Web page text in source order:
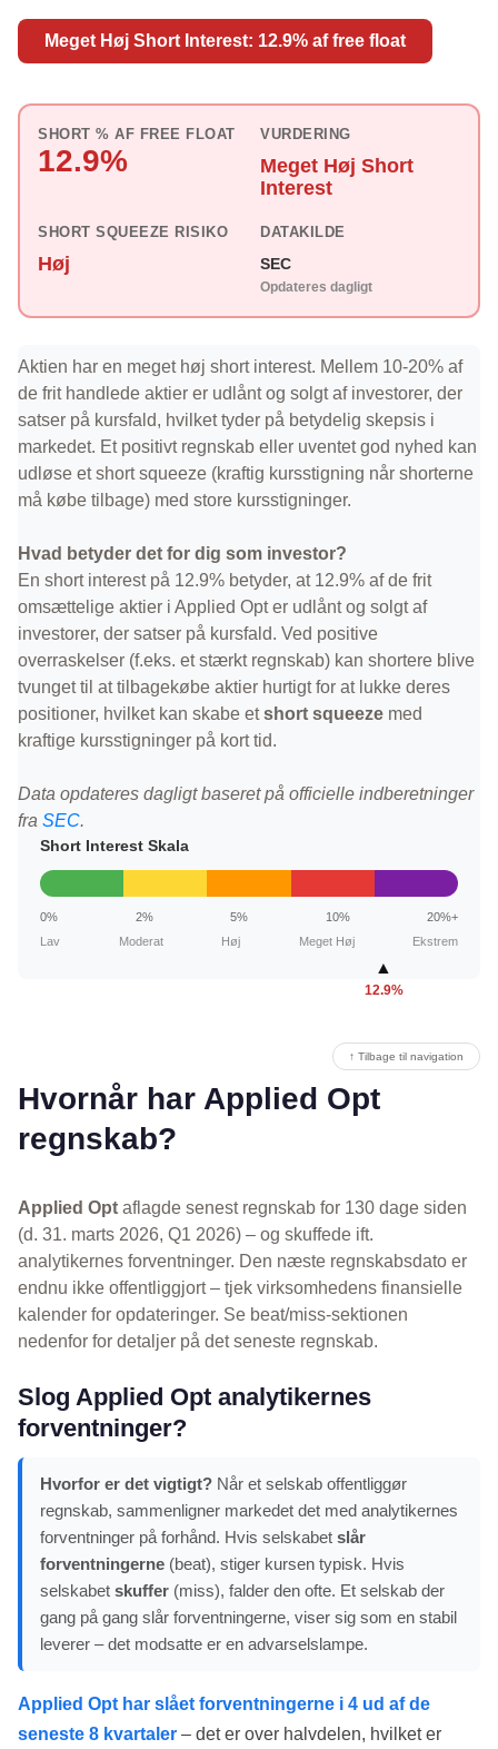
Meget Høj Short Interest: 12.9% af free float
SHORT % AF FREE FLOAT
12.9%
VURDERING
Meget Høj Short
Interest
SHORT SQUEEZE RISIKO
Høj
DATAKILDE
SEC
Opdateres dagligt
Aktien har en meget høj short interest. Mellem 10-20% af
de frit handlede aktier er udlånt og solgt af investorer, der
satser på kursfald, hvilket tyder på betydelig skepsis i
markedet. Et positivt regnskab eller uventet god nyhed kan
udløse et short squeeze (kraftig kursstigning når shorterne
må købe tilbage) med store kursstigninger.
Hvad betyder det for dig som investor?
En short interest på 12.9% betyder, at 12.9% af de frit
omsættelige aktier i Applied Opt er udlånt og solgt af
investorer, der satser på kursfald. Ved positive
overraskelser (f.eks. et stærkt regnskab) kan shortere blive
tvunget til at tilbagekøbe aktier hurtigt for at lukke deres
positioner, hvilket kan skabe etshort squeeze med
kraftige kursstigninger på kort tid.
Data opdateres dagligt baseret på officielle indberetninger
fra SEC.
Short Interest Skala
0% 2% 5% 10%
20%+
Lav
Moderat Høj Meget Høj Ekstrem
▲
12.9%
↑ Tilbage til navigation
Hvornår har Applied Opt
regnskab?
Applied Opt aflagde senest regnskab for 130 dage siden
(d. 31. marts 2026, Q1 2026) – og skuffede ift.
analytikernes forventninger. Den næste regnskabsdato er
endnu ikke offentliggjort – tjek virksomhedens finansielle
kalender for opdateringer. Se beat/miss-sektionen
nedenfor for detaljer på det seneste regnskab.
Slog Applied Opt analytikernes
forventninger?
Hvorfor er det vigtigt? Når et selskab offentliggør
regnskab, sammenligner markedet det med analytikernes
forventninger på forhånd. Hvis selskabet slår
forventningerne (beat), stiger kursen typisk. Hvis
selskabet skuffer (miss), falder den ofte. Et selskab der
gang på gang slår forventningerne, viser sig som en stabil
leverer – det modsatte er en advarselslampe.
Applied Opt har slået forventningerne i 4 ud af de
seneste 8 kvartaler – det er over halvdelen, hvilket er